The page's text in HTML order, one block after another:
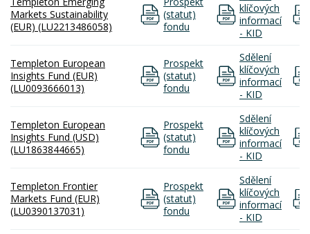
Markets Sustainability
(EUR) (LU2213486058)
(statut)
fondu
klíčových
informací
- KID
Templeton European
Insights Fund (EUR)
(LU0093666013)
Prospekt
(statut)
fondu
Sdělení
klíčových
informací
- KID
Templeton European
Insights Fund (USD)
(LU1863844665)
Prospekt
(statut)
fondu
Sdělení
klíčových
informací
- KID
Templeton Frontier
Markets Fund (EUR)
(LU0390137031)
Prospekt
(statut)
fondu
Sdělení
klíčových
informací
- KID